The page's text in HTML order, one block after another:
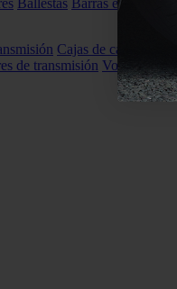
Cajas de cambios
de transmisión Volantes de